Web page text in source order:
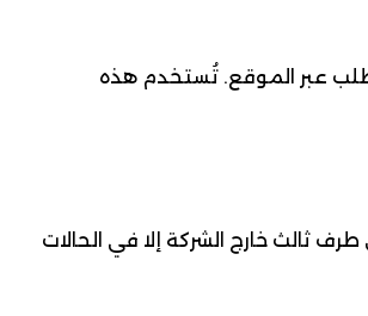
عبر الموقع. تُستخدم هذه
ثالث خارج الشركة إلا في الحالات